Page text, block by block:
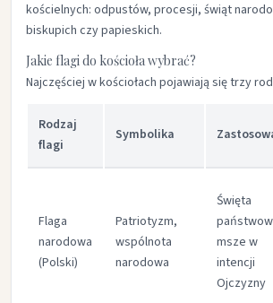
kościelnych: odpustów, procesji, świąt
biskupich czy papieskich.
Jakie flagi do kościoła wybrać?
Najczęściej w kościołach pojawiają się trzy
Rodzaj
flagi
Symbolika
Flaga
narodowa
(Polski)
Patriotyzm,
wspólnota
narodowa
Święta
msze w
intencji
Ojczyzny